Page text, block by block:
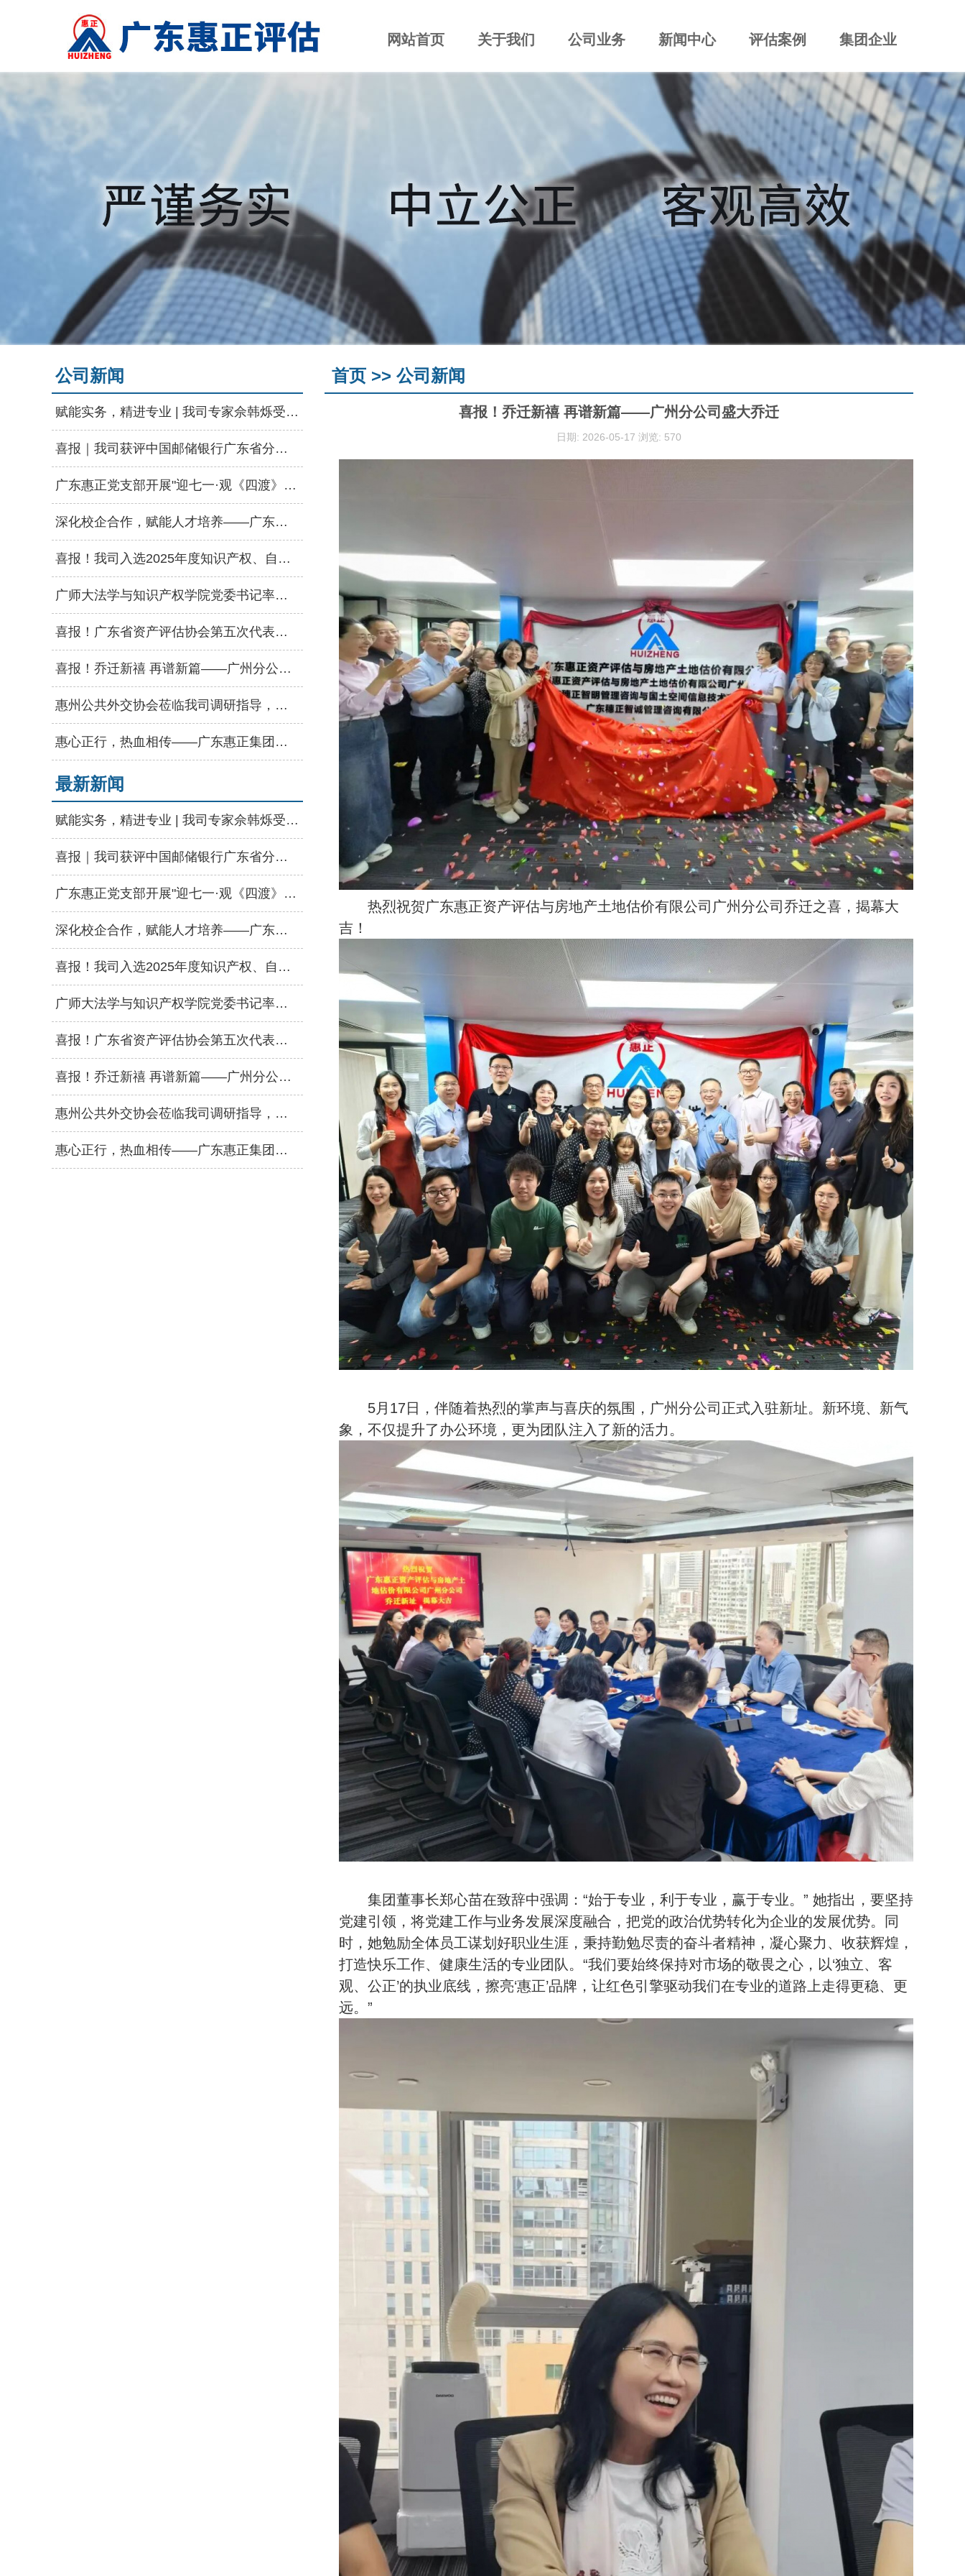
网站首页 关于我们 公司业务 新闻中心 评估案例 集团企业
公司新闻
赋能实务，精进专业 | 我司专家佘韩烁受邀为河源市资产评估协会授课
喜报｜我司获评中国邮储银行广东省分行“2025年度优秀供应商”称号
广东惠正党支部开展"迎七一·观《四渡》"主题党日活动
深化校企合作，赋能人才培养——广东惠正走进惠州学院经管学院启动会
喜报！我司入选2025年度知识产权、自然资源、数据资产三大评估业务特色机构名录
广师大法学与知识产权学院党委书记率队莅临我司交流，共商人才输送合作
喜报！广东省资产评估协会第五次代表大会顺利召开，广东惠正评估咨询集团荣获双项荣誉
喜报！乔迁新禧 再谱新篇——广州分公司盛大乔迁
惠州公共外交协会莅临我司调研指导，强调发挥专业优势赋能高质量发展
惠心正行，热血相传——广东惠正集团无偿献血公益活动圆满举行
最新新闻
赋能实务，精进专业 | 我司专家佘韩烁受邀为河源市资产评估协会授课
喜报｜我司获评中国邮储银行广东省分行“2025年度优秀供应商”称号
广东惠正党支部开展"迎七一·观《四渡》"主题党日活动
深化校企合作，赋能人才培养——广东惠正走进惠州学院经管学院启动会
喜报！我司入选2025年度知识产权、自然资源、数据资产三大评估业务特色机构名录
广师大法学与知识产权学院党委书记率队莅临我司交流，共商人才输送合作
喜报！广东省资产评估协会第五次代表大会顺利召开，广东惠正评估咨询集团荣获双项荣誉
喜报！乔迁新禧 再谱新篇——广州分公司盛大乔迁
惠州公共外交协会莅临我司调研指导，强调发挥专业优势赋能高质量发展
惠心正行，热血相传——广东惠正集团无偿献血公益活动圆满举行
首页 >> 公司新闻
喜报！乔迁新禧 再谱新篇——广州分公司盛大乔迁
日期: 2026-05-17 浏览: 570
热烈祝贺广东惠正资产评估与房地产土地估价有限公司广州分公司乔迁之喜，揭幕大
吉！
5月17日，伴随着热烈的掌声与喜庆的氛围，广州分公司正式入驻新址。新环境、新气
象，不仅提升了办公环境，更为团队注入了新的活力。
集团董事长郑心苗在致辞中强调：“始于专业，利于专业，赢于专业。” 她指出，要坚持
党建引领，将党建工作与业务发展深度融合，把党的政治优势转化为企业的发展优势。同
时，她勉励全体员工谋划好职业生涯，秉持勤勉尽责的奋斗者精神，凝心聚力、收获辉煌，
打造快乐工作、健康生活的专业团队。“我们要始终保持对市场的敬畏之心，以‘独立、客
观、公正’的执业底线，擦亮‘惠正’品牌，让红色引擎驱动我们在专业的道路上走得更稳、更
远。”